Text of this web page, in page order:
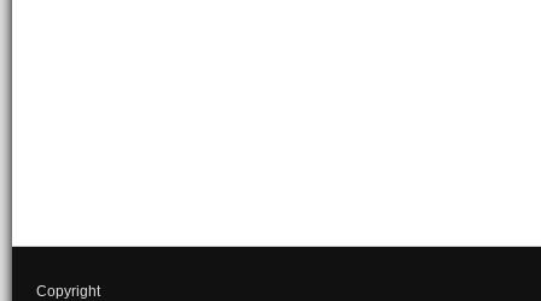
Copyright